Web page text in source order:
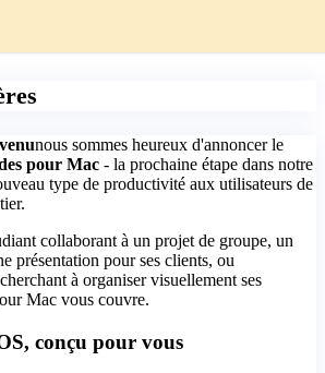
nous sommes heureux d'annoncer le
pour Mac - la prochaine étape dans notre
type de productivité aux utilisateurs de
collaborant à un projet de groupe, un
présentation pour ses clients, ou
à organiser visuellement ses
Mac vous couvre.
conçu pour vous